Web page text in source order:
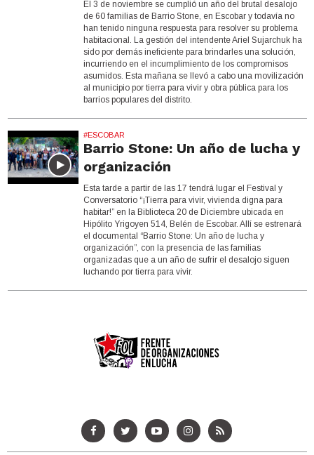
El 3 de noviembre se cumplió un año del brutal desalojo
de 60 familias de Barrio Stone, en Escobar y todavía no
han tenido ninguna respuesta para resolver su problema
habitacional. La gestión del intendente Ariel Sujarchuk ha
sido por demás ineficiente para brindarles una solución,
incurriendo en el incumplimiento de los compromisos
asumidos. Esta mañana se llevó a cabo una movilización
al municipio por tierra para vivir y obra pública para los
barrios populares del distrito.
#ESCOBAR
Barrio Stone: Un año de lucha y
organización
Esta tarde a partir de las 17 tendrá lugar el Festival y
Conversatorio “¡Tierra para vivir, vivienda digna para
habitar!” en la Biblioteca 20 de Diciembre ubicada en
Hipólito Yrigoyen 514, Belén de Escobar. Allí se estrenará
el documental “Barrio Stone: Un año de lucha y
organización”, con la presencia de las familias
organizadas que a un año de sufrir el desalojo siguen
luchando por tierra para vivir.